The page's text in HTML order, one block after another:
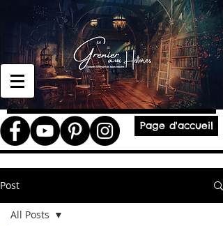
Page d'accueil
Post
All Posts